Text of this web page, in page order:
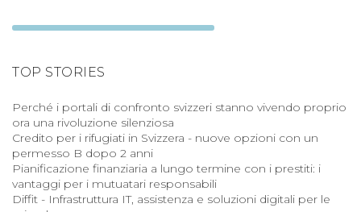
TOP STORIES
Perché i portali di confronto svizzeri stanno vivendo proprio
ora una rivoluzione silenziosa
Credito per i rifugiati in Svizzera - nuove opzioni con un
permesso B dopo 2 anni
Pianificazione finanziaria a lungo termine con i prestiti: i
vantaggi per i mutuatari responsabili
Diffit - Infrastruttura IT, assistenza e soluzioni digitali per le